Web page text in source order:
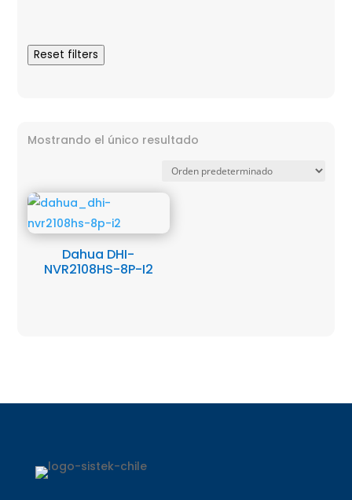
Reset filters
Mostrando el único resultado
Dahua DHI-
NVR2108HS-8P-I2